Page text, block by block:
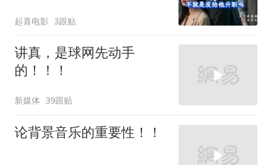
起喜电影 3跟贴
讲真，是球网先动手
的！！！
新媒体 39跟贴
论背景音乐的重要性！！